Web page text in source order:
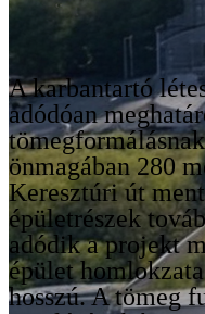
A karbantartó
adódóan
önmagában 280
Keresztúri út
épületrészek
adódik a projekt
épület
hosszú. A tömeg